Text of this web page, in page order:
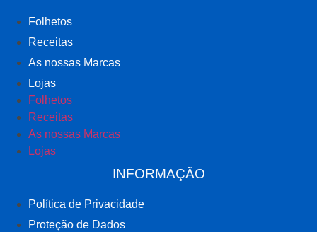
Folhetos
Receitas
As nossas Marcas
Lojas
Folhetos
Receitas
As nossas Marcas
Lojas
INFORMAÇÃO
Política de Privacidade
Proteção de Dados